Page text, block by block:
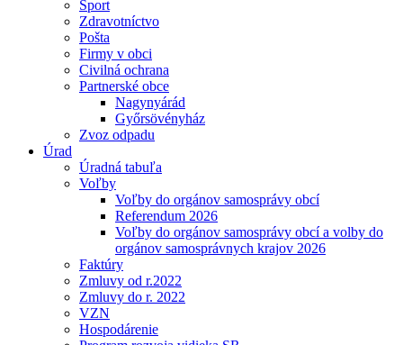
Šport
Zdravotníctvo
Pošta
Firmy v obci
Civilná ochrana
Partnerské obce
Nagynyárád
Győrsövényház
Zvoz odpadu
Úrad
Úradná tabuľa
Voľby
Voľby do orgánov samosprávy obcí
Referendum 2026
Voľby do orgánov samosprávy obcí a volby do
orgánov samosprávnych krajov 2026
Faktúry
Zmluvy od r.2022
Zmluvy do r. 2022
VZN
Hospodárenie